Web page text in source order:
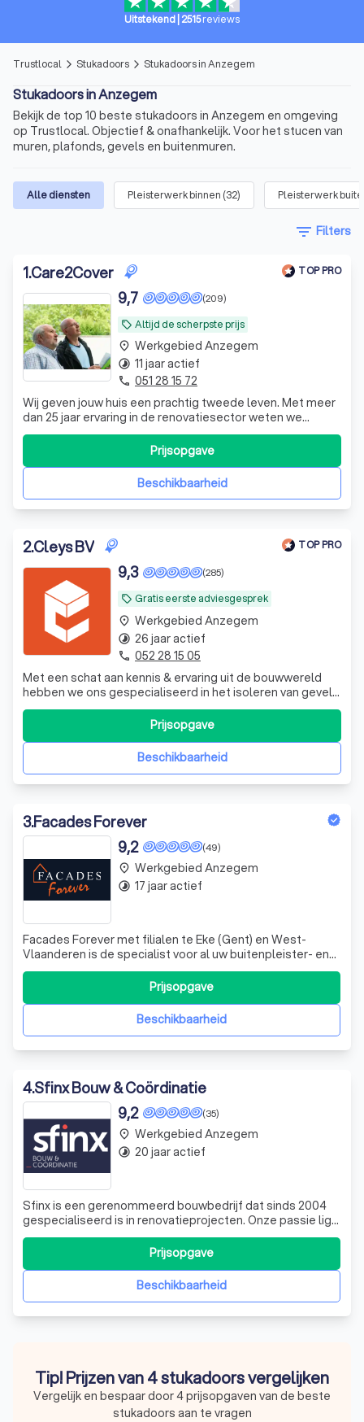
Uitstekend 2515reviews
Trustlocal arrow_forward_ios Stukadoors arrow_forward_ios Stukadoors in Anzegem
Stukadoors in Anzegem
Bekijk de top 10 beste stukadoors in Anzegem en omgeving
op Trustlocal. Objectief & onafhankelijk. Voor het stucen van
muren, plafonds, gevels en buitenmuren.
Alle diensten Pleisterwerk binnen (32) Pleisterwerk
filter_list Filters
1.Care2Cover TOP PRO
local_offer Altijd de scherpste prijs
(209)
9,7
Wij geven jouw huis een prachtig tweede leven. Met meer
dan 25 jaar ervaring in de renovatiesector weten we
perfect hoe we jouw gevel moeten aanpakken.
Beschikbaarheid
Prijsopgave
place Werkgebied Anzegem
timelapse 11 jaar actief
phone 051 28 15 72
2.Cleys BV TOP PRO
local_offer Gratis eerste adviesgesprek
(285)
9,3
Met een schat aan kennis & ervaring uit de bouwwereld
hebben we ons gespecialiseerd in het isoleren van gevels,
daken, vernieuwen van ramen & deuren +
Beschikbaarheid
Prijsopgave
place Werkgebied Anzegem
timelapse 26 jaar actief
phone 052 28 15 05
3.Facades Forever
(49)
9,2
Facades Forever met filialen te Eke (Gent) en West-
Vlaanderen is de specialist voor al uw buitenpleister- en
andere gevelwerken in België en Nederland. Ervaring,
kennis en persoonlijke service op maat ter realisatie van
uw nieuwbouw- en/of renovatieproject staan ter uwer
dienst. Wij gebruiken steedsBeschikbaarheid
Prijsopgave
place Werkgebied Anzegem
timelapse 17 jaar actief
4.Sfinx Bouw & Coördinatie
(35)
9,2
Sfinx is een gerenommeerd bouwbedrijf dat sinds 2004
gespecialiseerd is in renovatieprojecten. Onze passie ligt
in het hergebruiken en renoveren van bestaande
woningen en panden, met als doel het behoud van groene
ruimtes. We begrijpen dat bouwen een complex proces is
geworden en daarom bieden we ee
Beschikbaarheid
Prijsopgave
place Werkgebied Anzegem
timelapse 20 jaar actief
Tip! Prijzen van 4 stukadoors vergelijken
Vergelijk en bespaar door 4 prijsopgaven van de beste
stukadoors aan te vragen